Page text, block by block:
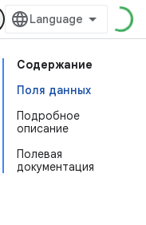
Содержание
Поля данных
Подробное
описание
Полевая
документация